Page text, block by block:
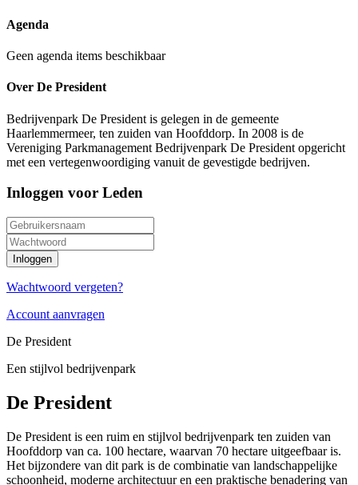
Agenda
Geen agenda items beschikbaar
Over De President
Bedrijvenpark De President is gelegen in de gemeente
Haarlemmermeer, ten zuiden van Hoofddorp. In 2008 is de
Vereniging Parkmanagement Bedrijvenpark De President opgericht
met een vertegenwoordiging vanuit de gevestigde bedrijven.
Inloggen voor Leden
Wachtwoord vergeten?
Account aanvragen
De President
Een stijlvol bedrijvenpark
De President
De President is een ruim en stijlvol bedrijvenpark ten zuiden van
Hoofddorp van ca. 100 hectare, waarvan 70 hectare uitgeefbaar is.
Het bijzondere van dit park is de combinatie van landschappelijke
schoonheid, moderne architectuur en een praktische benadering van